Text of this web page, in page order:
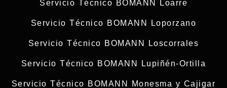
Servicio Técnico BOMANN Loarre
Servicio Técnico BOMANN Loporzano
Servicio Técnico BOMANN Loscorrales
Servicio Técnico BOMANN Lupiñén-Ortilla
Servicio Técnico BOMANN Monesma y Cajigar